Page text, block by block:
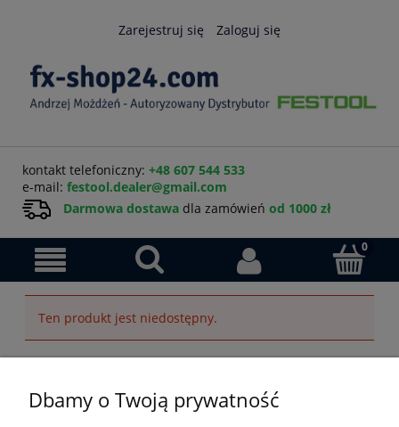
Zarejestruj się Zaloguj się
kontakt telefoniczny: +48 607 544 533
e-mail: festool.dealer@gmail.com
Darmowa dostawa dla zamówień od 1000 zł
Ten produkt jest niedostępny.
Dbamy o Twoją prywatność